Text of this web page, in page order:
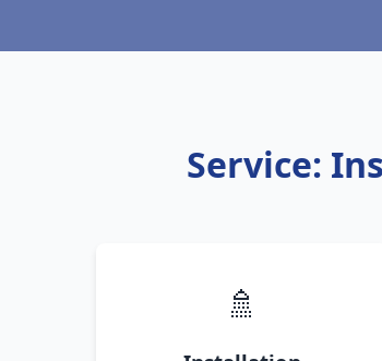
Service:
🚿